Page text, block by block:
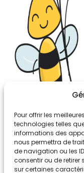
Pour offrir les
technologies telles
informations des
nous permettra de
de navigation ou les
consentir ou de
sur certaines
26-30,
92700
Tél.